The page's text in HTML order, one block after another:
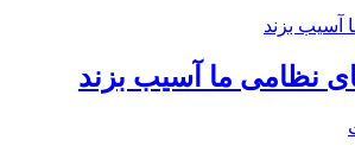
نظامی ما آسیب بزند